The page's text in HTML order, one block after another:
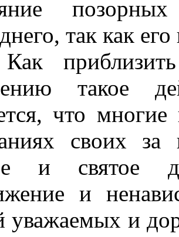
так как
приблизить
такое
что
своих
и святое
и
уважаемых и